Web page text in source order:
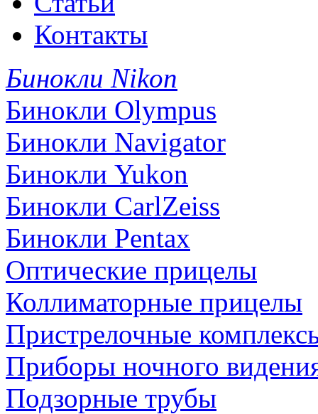
Контакты
Бинокли Nikon
Бинокли Olympus
Бинокли Navigator
Бинокли Yukon
Бинокли CarlZeiss
Бинокли Pentax
Оптические прицелы
Коллиматорные прицелы
Пристрелочные
Приборы ночного
Подзорные трубы